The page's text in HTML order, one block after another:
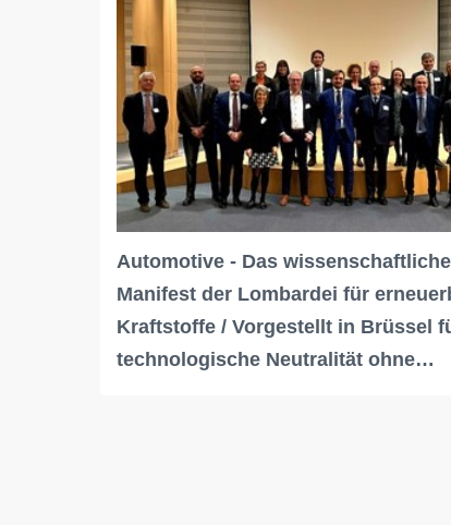
Automotive - Das wissenschaftliche
Manifest der Lombardei für
Kraftstoffe / Vorgestellt in Brüssel
technologische Neutralität ohne…